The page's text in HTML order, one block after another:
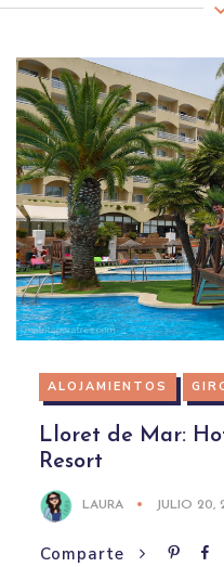
ALOJAMIENTOS
Lloret de Mar:
Resort
LAURA JULIO 20,
Comparte